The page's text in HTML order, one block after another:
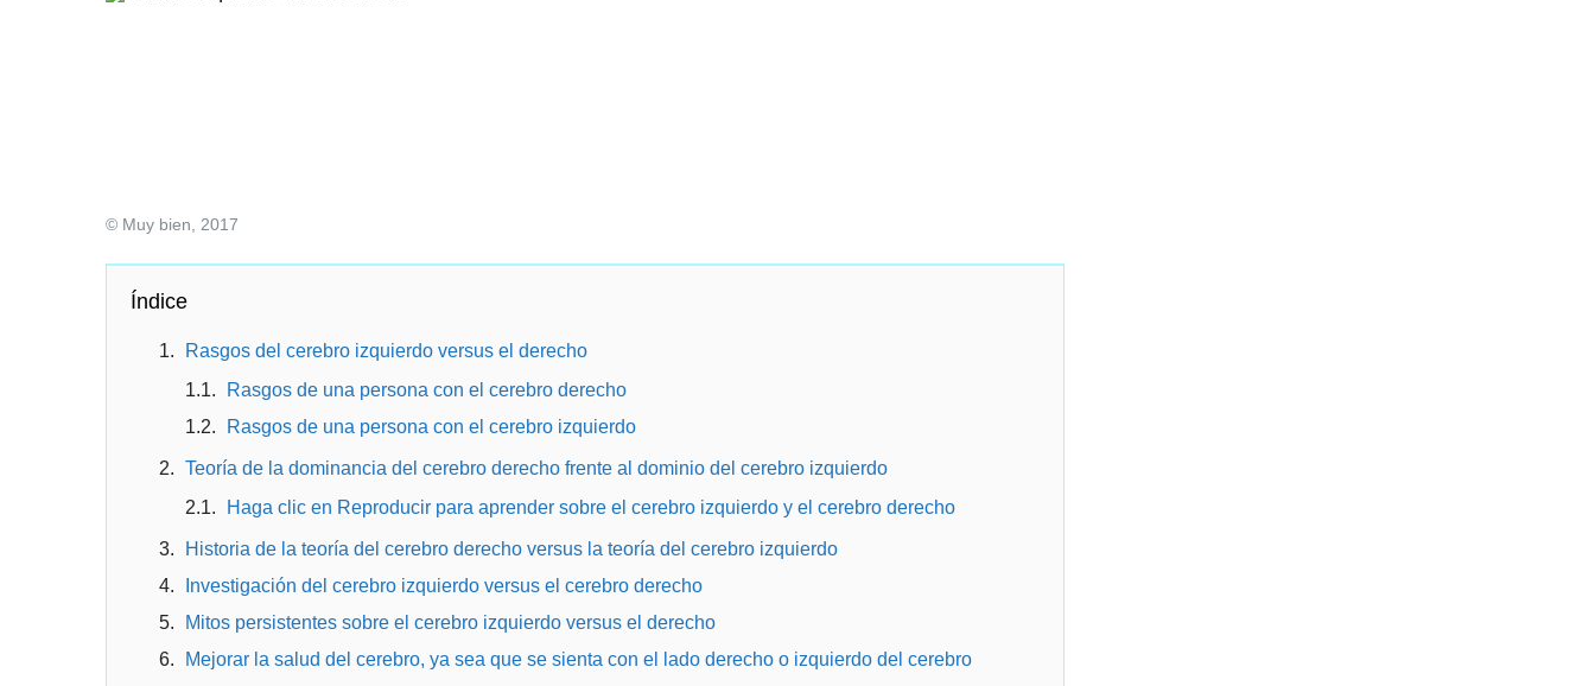
© Muy bien, 2017
Índice
Rasgos del cerebro izquierdo versus el derecho
Rasgos de una persona con el cerebro derecho
Rasgos de una persona con el cerebro izquierdo
Teoría de la dominancia del cerebro derecho frente al dominio del cerebro izquierdo
Haga clic en Reproducir para aprender sobre el cerebro izquierdo y el cerebro derecho
Historia de la teoría del cerebro derecho versus la teoría del cerebro izquierdo
Investigación del cerebro izquierdo versus el cerebro derecho
Mitos persistentes sobre el cerebro izquierdo versus el derecho
Mejorar la salud del cerebro, ya sea que se sienta con el lado derecho o izquierdo del cerebro